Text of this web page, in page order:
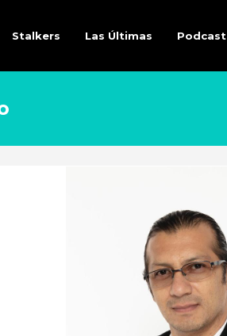
Stalkers Las Últimas Podcast